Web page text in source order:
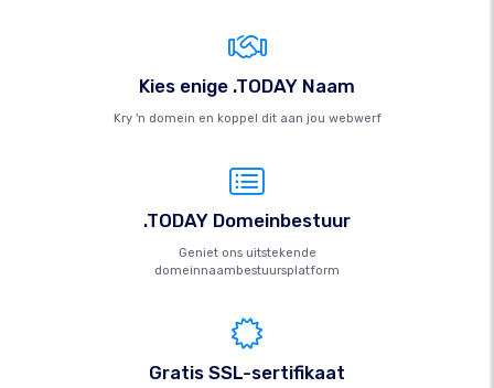
Kies enige .TODAY Naam
Kry 'n domein en koppel dit aan jou webwerf
.TODAY Domeinbestuur
Geniet ons uitstekende
domeinnaambestuursplatform
Gratis SSL-sertifikaat